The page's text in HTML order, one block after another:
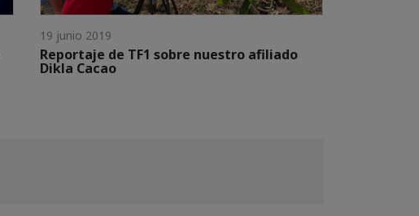
19 junio 2019
Reportaje de TF1 sobre nuestro afiliado
Dikla Cacao